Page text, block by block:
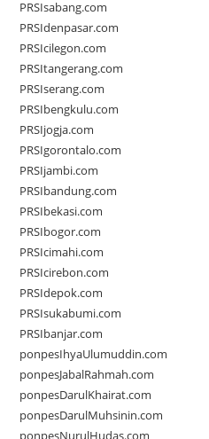
PRSIsabang.com
PRSIdenpasar.com
PRSIcilegon.com
PRSItangerang.com
PRSIserang.com
PRSIbengkulu.com
PRSIjogja.com
PRSIgorontalo.com
PRSIjambi.com
PRSIbandung.com
PRSIbekasi.com
PRSIbogor.com
PRSIcimahi.com
PRSIcirebon.com
PRSIdepok.com
PRSIsukabumi.com
PRSIbanjar.com
ponpesIhyaUlumuddin.com
ponpesJabalRahmah.com
ponpesDarulKhairat.com
ponpesDarulMuhsinin.com
ponpesNurulHudas.com